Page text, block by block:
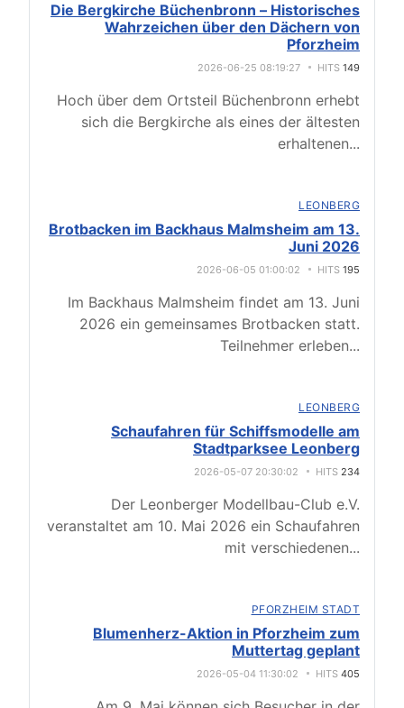
Die Bergkirche Büchenbronn – Historisches
Wahrzeichen über den Dächern von
Pforzheim
2026-06-25 08:19:27 HITS 149
Hoch über dem Ortsteil Büchenbronn erhebt
sich die Bergkirche als eines der ältesten
erhaltenen...
LEONBERG
Brotbacken im Backhaus Malmsheim am 13.
Juni 2026
2026-06-05 01:00:02 HITS 195
Im Backhaus Malmsheim findet am 13. Juni
2026 ein gemeinsames Brotbacken statt.
Teilnehmer erleben...
LEONBERG
Schaufahren für Schiffsmodelle am
Stadtparksee Leonberg
2026-05-07 20:30:02 HITS 234
Der Leonberger Modellbau-Club e.V.
veranstaltet am 10. Mai 2026 ein Schaufahren
mit verschiedenen...
PFORZHEIM STADT
Blumenherz-Aktion in Pforzheim zum
Muttertag geplant
2026-05-04 11:30:02 HITS 405